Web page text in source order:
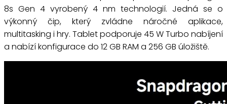
8s Gen 4 vyrobený 4 nm technologií. Jedná se o
výkonný čip, který zvládne náročné aplikace,
multitasking i hry. Tablet podporuje 45 W Turbo nabíjení
a nabízí konfigurace do 12 GB RAM a 256 GB úložiště.